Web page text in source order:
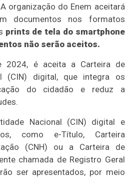
organização do Enem aceitará
documentos nos formatos
prints de tela do smartphone
não serão aceitos.
2024, é aceita a Carteira de
(CIN) digital, que integra os
do cidadão e reduz a
Nacional (CIN) digital e
como e-Título, Carteira
(CNH) ou a Carteira de
chamada de Registro Geral
ser apresentados, por meio